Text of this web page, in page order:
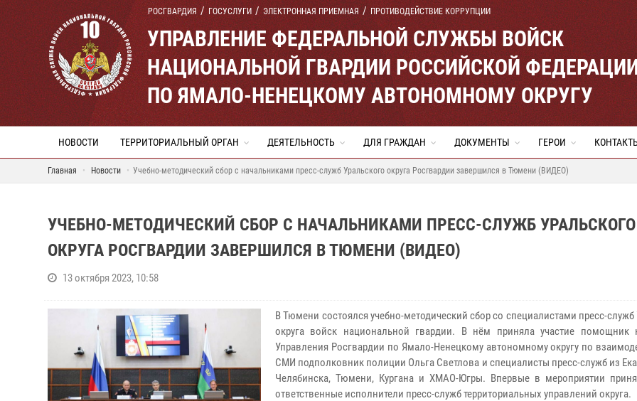
РОСГВАРДИЯ ГОСУСЛУГИ ЭЛЕКТРОННАЯ ПРИЕМНАЯ ПРОТИВОДЕЙСТВИЕ КОРРУПЦИИ
УПРАВЛЕНИЕ ФЕДЕРАЛЬНОЙ СЛУЖБЫ ВОЙСК
НАЦИОНАЛЬНОЙ ГВАРДИИ РОССИЙСКОЙ
ПО ЯМАЛО-НЕНЕЦКОМУ АВТОНОМНОМУ ОКРУГУ
НОВОСТИ ТЕРРИТОРИАЛЬНЫЙ ОРГАН ДЕЯТЕЛЬНОСТЬ ДЛЯ ГРАЖДАН ДОКУМЕНТЫ ГЕРОИ
Главная Новости Учебно-методический сбор с начальниками пресс-служб Уральского округа Росгвардии завершился в Тюмени (ВИДЕО)
УЧЕБНО-МЕТОДИЧЕСКИЙ СБОР С НАЧАЛЬНИКАМИ ПРЕСС-СЛУЖБ УРАЛЬСКОГО
ОКРУГА РОСГВАРДИИ ЗАВЕРШИЛСЯ В ТЮМЕНИ (ВИДЕО)
13 октября 2023, 10:58
В Тюмени состоялся учебно-методический сбор со специалистами пресс-служб
округа войск национальной гвардии. В нём приняла участие помощник
Управления Росгвардии по Ямало-Ненецкому автономному округу по
СМИ подполковник полиции Ольга Светлова и специалисты пресс-служб из
Челябинска, Тюмени, Кургана и ХМАО-Югры. Впервые в мероприятии
ответственные исполнители пресс-служб территориальных управлений округа.